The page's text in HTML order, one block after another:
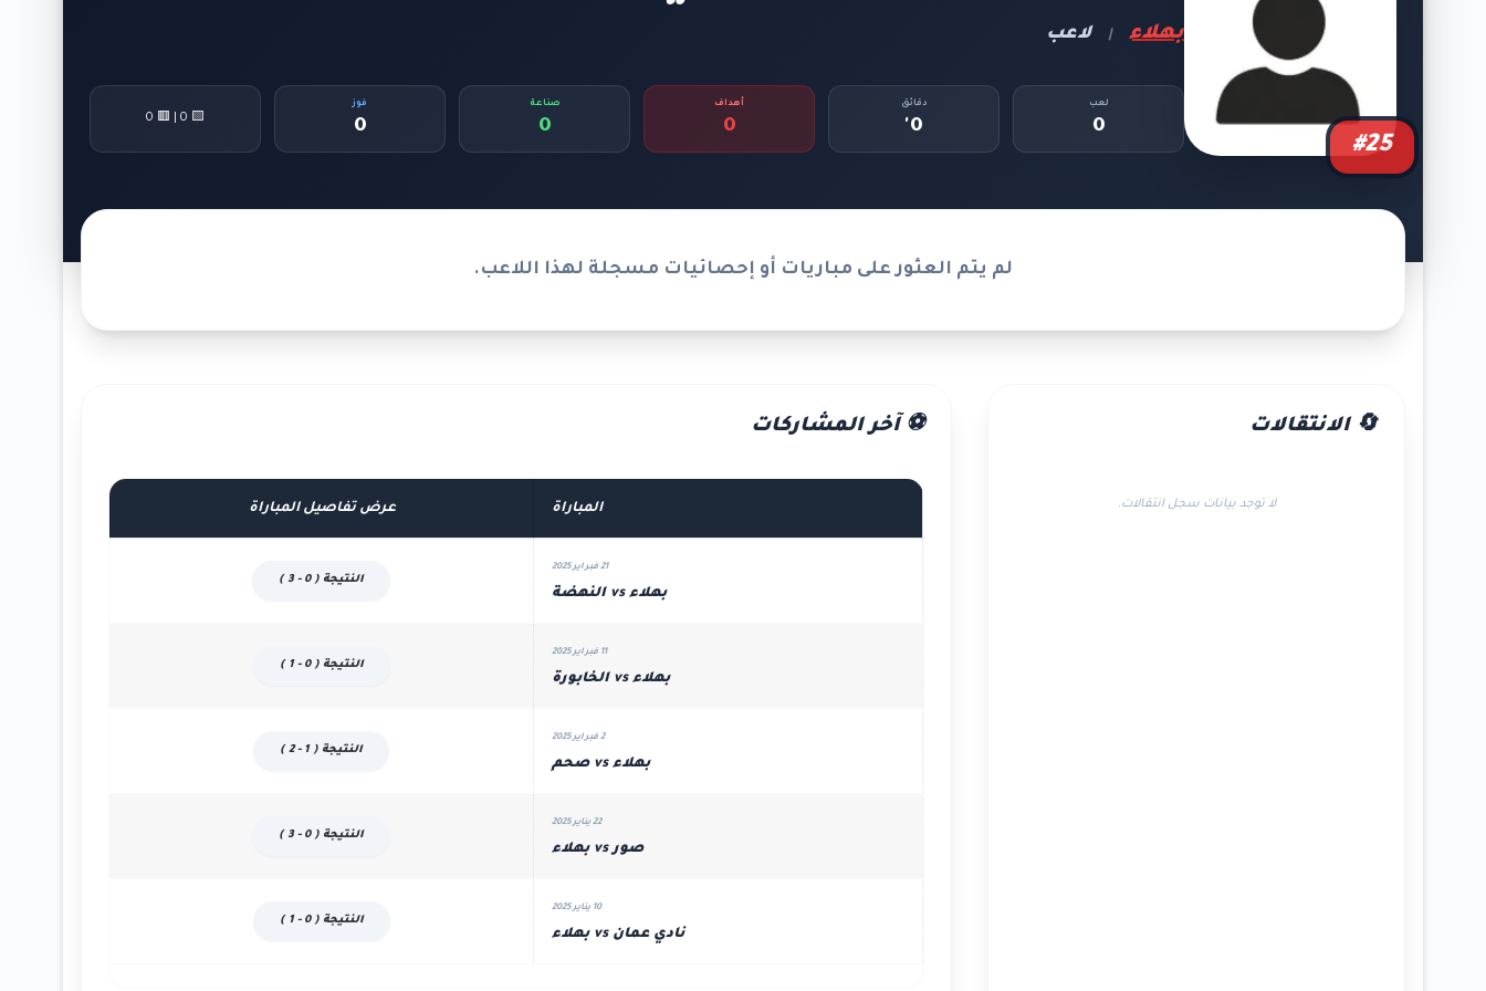
#25
بهلاء | لاعب
لعب
0
دقائق
0'
أهداف
0
صناعة
0
فوز
0
🟨 0 | 🟥 0
لم يتم العثور على مباريات أو إحصائيات مسجلة لهذا اللاعب.
🔄 الانتقالات
لا توجد بيانات سجل انتقالات.
⚽ آخر المشاركات
المباراة عرض تفاصيل المباراة
21 فبراير 2025
بهلاء vs النهضة
النتيجة ( 0 - 3 )
11 فبراير 2025
بهلاء vs الخابورة
النتيجة ( 0 - 1 )
2 فبراير 2025
بهلاء vs صحم
النتيجة ( 1 - 2 )
22 يناير 2025
صور vs بهلاء
النتيجة ( 0 - 3 )
10 يناير 2025
نادي عمان vs بهلاء
النتيجة ( 0 - 1 )